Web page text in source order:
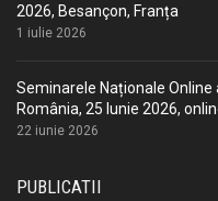
2026, Besançon, Franța
1 iulie 2026
Seminarele Naționale Online
România, 25 Iunie 2026,
22 iunie 2026
PUBLICATII